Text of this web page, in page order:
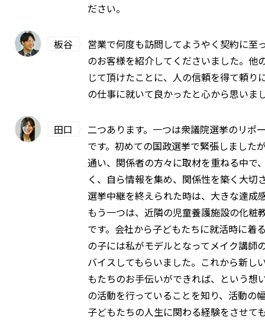
ださい。
板谷
営業で何度も訪問してようやく契約に至
のお客様を紹介してくださいました。他
じて頂けたことに、人の信頼を得て頼り
の仕事に就いて良かったと心から思いま
田口
二つあります。一つは衆議院選挙のリポ
です。初めての国政選挙で緊張しました
通い、関係者の方々に取材を重ねる中で
く、自ら情報を集め、関係性を築く大切
選挙中継を終えられた時は、大きな達成
もう一つは、近隣の児童養護施設の化粧
です。会社から子どもたちに就活時に着
の子には私がモデルとなってメイク講師
バイスしてもらいました。これから新し
もたちのお手伝いができれば、という想
の活動を行っていることを知り、活動の
子どもたちの人生に関わる経験をさせて